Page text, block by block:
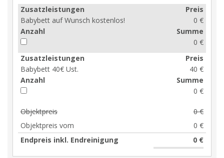
Zusatzleistungen
Babybett auf Wunsch kostenlos!
Preis
0 €
Anzahl
Summe
0 €
Zusatzleistungen
Babybett 40€ Ust.
Preis
40 €
Anzahl
Summe
0 €
Objektpreis
0 €
Objektpreis vom
0 €
Endpreis inkl. Endreinigung
0 €